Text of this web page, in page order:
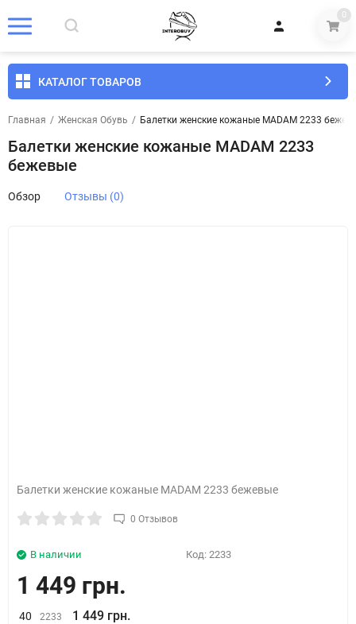
0
КАТАЛОГ ТОВАРОВ
Главная / Женская Обувь / Балетки женские кожаные MADAM 2233
Балетки женские кожаные MADAM 2233
бежевые
Обзор Отзывы (0)
Балетки женские кожаные MADAM 2233 бежевые
0 Отзывов
В наличии Код: 2233
1 449 грн.
40 2233 1 449 грн.